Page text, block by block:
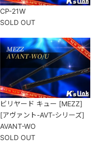
CP-21W
SOLD OUT
ビリヤード キュー [MEZZ]
[アヴァント-AVT-シリーズ]
AVANT-WO
SOLD OUT